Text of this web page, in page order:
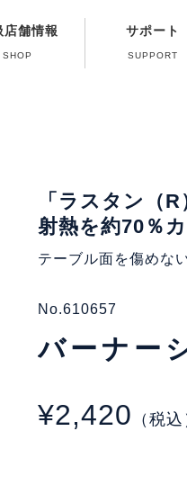
店舗情報
SHOP
サポート
SUPPORT
「ラスタン（
射熱を約70％
テーブル面を傷めな
No.610657
バーナー
¥2,420 （税